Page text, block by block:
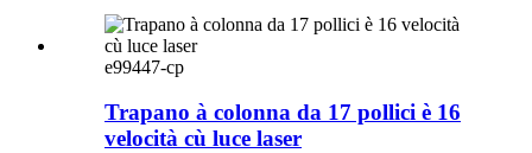
e99447-cp
Trapano à colonna da 17 pollici è 16
velocità cù luce laser